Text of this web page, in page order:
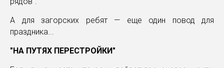
А для загорских ребят — еще один повод для
праздника...
"НА ПУТЯХ ПЕРЕСТРОЙКИ"